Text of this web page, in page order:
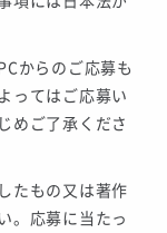
からのご応募も
ってはご応募い
めご了承くださ
たもの又は著作
。応募に当たっ